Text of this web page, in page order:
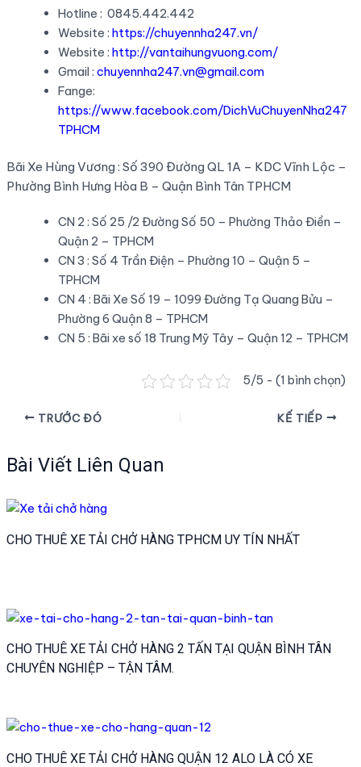
Hotline : 0845.442.442
Website : https://chuyennha247.vn/
Website : http://vantaihungvuong.com/
Gmail : chuyennha247.vn@gmail.com
Fange:
https://www.facebook.com/DichVuChuyenNha247
TPHCM
Bãi Xe Hùng Vương : Số 390 Đường QL 1A – KDC Vĩnh Lộc –
Phường Bình Hưng Hòa B – Quận Bình Tân TPHCM
CN 2 : Số 25 /2 Đường Số 50 – Phường Thảo Điền –
Quận 2 – TPHCM
CN 3 : Số 4 Trần Điện – Phường 10 – Quận 5 –
TPHCM
CN 4 : Bãi Xe Số 19 – 1099 Đường Tạ Quang Bửu –
Phường 6 Quận 8 – TPHCM
CN 5 : Bãi xe số 18 Trung Mỹ Tây – Quận 12 – TPHCM
5/5 - (1 bình chọn)
Điều
bài
viết
TRƯỚC ĐÓ KẾ TIẾP
Bài Viết Liên Quan
CHO THUÊ XE TẢI CHỞ HÀNG TPHCM UY TÍN NHẤT
CHO THUÊ XE TẢI CHỞ HÀNG 2 TẤN TẠI QUẬN BÌNH TÂN
CHUYÊN NGHIỆP – TẬN TÂM.
CHO THUÊ XE TẢI CHỞ HÀNG QUẬN 12 ALO LÀ CÓ XE